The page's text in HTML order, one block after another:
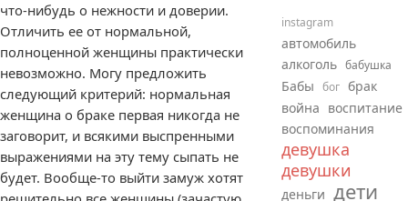
что-нибудь о нежности и доверии.
Отличить ее от нормальной,
полноценной женщины практически
невозможно. Могу предложить
следующий критерий: нормальная
женщина о браке первая никогда не
заговорит, и всякими выспренными
выражениями на эту тему сыпать не
будет. Вообще-то выйти замуж хотят
instagram
автомобиль
алкоголь бабушка
Бабы бог брак
война воспитание
воспоминания
девушка
девушки
деньги дети